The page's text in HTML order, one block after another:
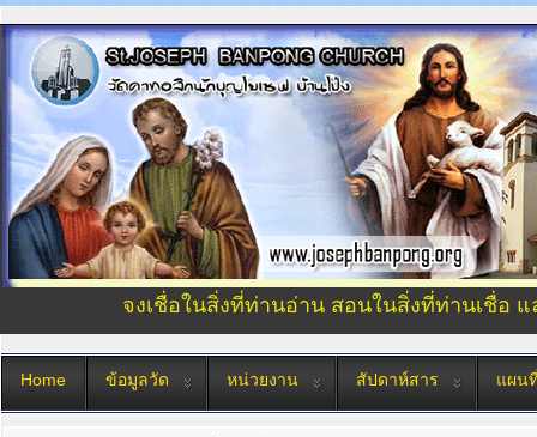
จงเชื่อในสิ่งที่ท่านอ่าน สอนในสิ่งที่ท่านเชื่อ
Home ข้อมูลวัด หน่วยงาน สัปดาห์สาร แผน